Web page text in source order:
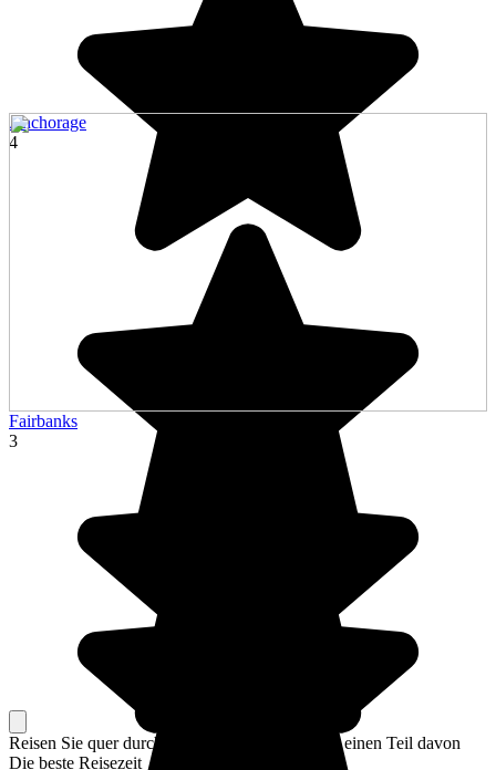
Anchorage
4
Fairbanks
3
Reisen Sie quer durch das ganze Land oder nur einen Teil davon
Die beste Reisezeit